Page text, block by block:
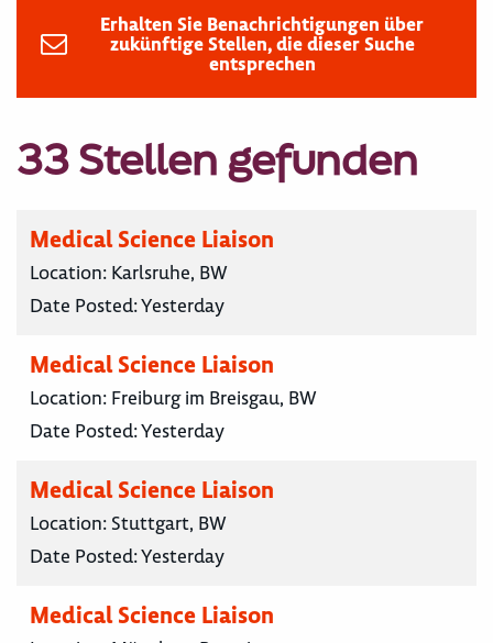
Erhalten Sie Benachrichtigungen über
zukünftige Stellen, die dieser Suche
entsprechen
33 Stellen gefunden
Medical Science Liaison
Location: Karlsruhe, BW
Date Posted:Yesterday
Medical Science Liaison
Location: Freiburg im Breisgau, BW
Date Posted:Yesterday
Medical Science Liaison
Location: Stuttgart, BW
Date Posted:Yesterday
Medical Science Liaison